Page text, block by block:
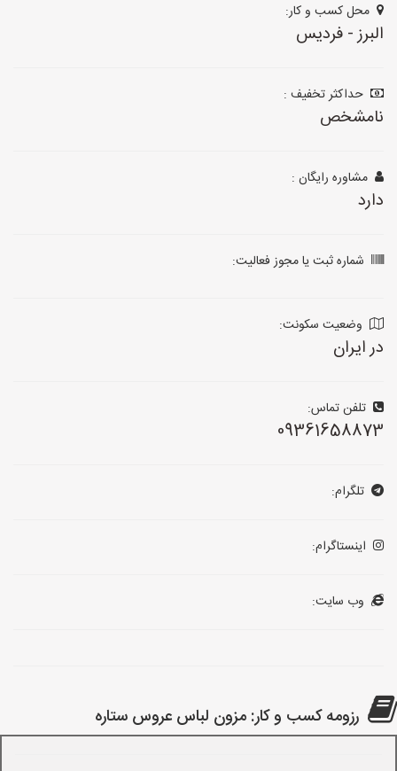
محل کسب و کار:
البرز - فردیس
حداکثر تخفیف :
نامشخص
مشاوره رایگان :
دارد
شماره ثبت یا مجوز فعالیت:
وضعیت سکونت:
در ایران
تلفن تماس:
09361658873
تلگرام:
اینستاگرام:
وب سایت:
رزومه کسب و کار: مزون لباس عروس ستاره